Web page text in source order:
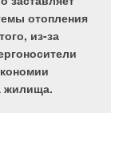
отопления
из-за
жилища.
путем
к